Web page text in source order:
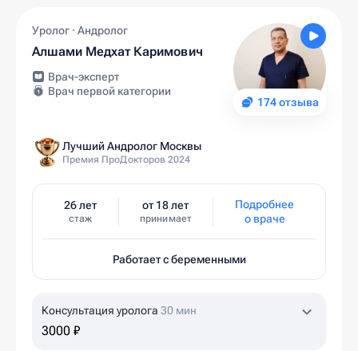
174 отзыва
Уролог · Андролог
Алшами Медхат Каримович
Врач-эксперт
Врач первой категории
Лучший Андролог Москвы
Премия ПроДокторов 2024
26 лет
стаж
от 18 лет
принимает
Подробнее
о враче
Работает с беременными
Консультация уролога 30 мин
3000 ₽